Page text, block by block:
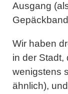
Ausgang
Wir haben
in der Stadt,
wenigstens
ähnlich),